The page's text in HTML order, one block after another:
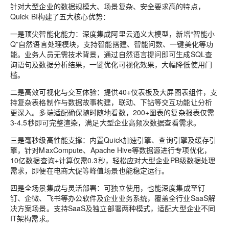
针对大型企业的数据规模大、场景复杂、安全要求高的特点，
Quick BI构建了五大核心优势：
一是顶尖智能化能力：深度集成阿里云通义大模型，新增“智能小
Q”自然语言处理模块，支持智能搭建、智能问数、一键美化等功
能。业务人员无需技术背景，通过自然语言提问即可生成SQL查
询语句及数据分析结果，一键优化可视化效果，大幅降低使用门
槛。
二是高效可视化与交互体验：提供40+仪表板及大屏图表组件，支
持复杂表格制作与数据故事构建，联动、下钻等交互功能让分析
更深入。多端适配确保随时随地看数，200+图表的复杂报表仅需
3-4.5秒即可完整渲染，满足大型企业高频次数据查看需求。
三是毫秒级高性能支撑：内置Quick加速引擎、查询引擎及缓存引
擎，针对MaxCompute、Apache Hive等数据源进行专项优化，
10亿数据查询+计算仅需0.3秒，轻松应对大型企业PB级数据处理
需求，即便在电商大促等峰值场景也能稳定运行。
四是全场景集成与灵活部署：可独立使用，也能深度集成至钉
钉、企微、飞书等办公软件及企业业务系统，覆盖全行业SaaS解
决方案场景。支持SaaS及独立部署两种模式，适配大型企业不同
IT架构需求。